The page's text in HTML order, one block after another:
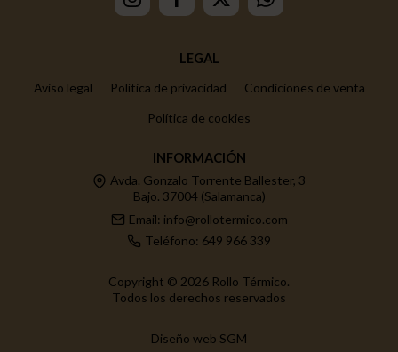
LEGAL
Aviso legal Política de privacidad
Condiciones de venta
Política de cookies
INFORMACIÓN
Avda. Gonzalo Torrente Ballester, 3
Bajo. 37004 (Salamanca)
Email: info@rollotermico.com
Teléfono: 649 966 339
Copyright © 2026 Rollo Térmico.
Todos los derechos reservados
Diseño web SGM